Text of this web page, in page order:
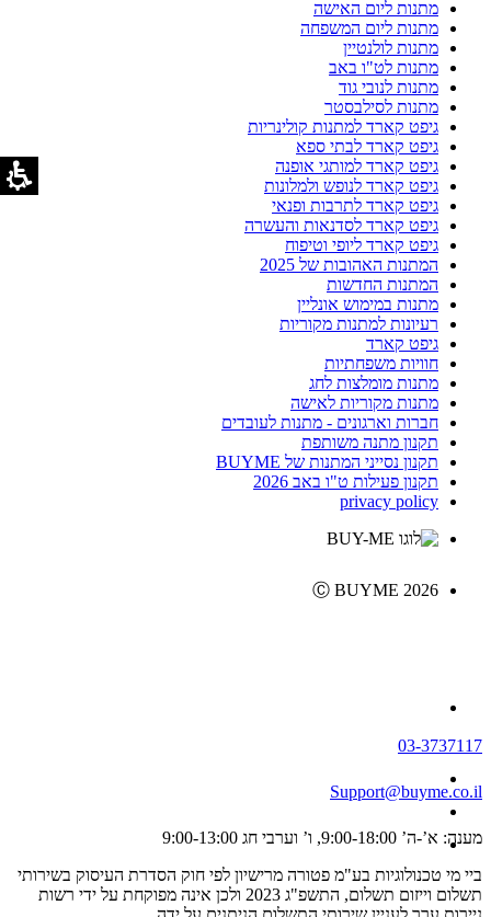
מתנות ליום האישה
מתנות ליום המשפחה
מתנות לולנטיין
מתנות לט"ו באב
מתנות לנובי גוד
מתנות לסילבסטר
גיפט קארד למתנות קולינריות
גיפט קארד לבתי ספא
גיפט קארד למותגי אופנה
גיפט קארד לנופש ולמלונות
גיפט קארד לתרבות ופנאי
גיפט קארד לסדנאות והעשרה
גיפט קארד ליופי וטיפוח
המתנות האהובות של 2025
המתנות החדשות
מתנות במימוש אונליין
רעיונות למתנות מקוריות
גיפט קארד
חוויות משפחתיות
מתנות מומלצות לחג
מתנות מקוריות לאישה
חברות וארגונים - מתנות לעובדים
תקנון מתנה משותפת
תקנון נסייני המתנות של BUYME
תקנון פעילות ט"ו באב 2026
privacy policy
Ⓒ BUYME 2026
03-3737117
Support@buyme.co.il
מענה: א’-ה’ 9:00-18:00, ו’ וערבי חג 9:00-13:00
ביי מי טכנולוגיות בע"מ פטורה מרישיון לפי חוק הסדרת העיסוק בשירותי
תשלום וייזום תשלום, התשפ"ג 2023 ולכן אינה מפוקחת על ידי רשות